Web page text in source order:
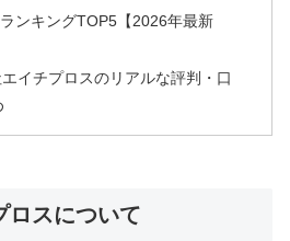
ンキングTOP5【2026年最新
イチプロスのリアルな評判・口
ロスについて